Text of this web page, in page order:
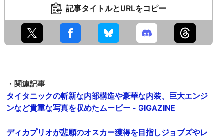
記事タイトルとURLをコピー
・関連記事
タイタニックの斬新な内部構造や豪華な内装、巨大エンジ
ンなど貴重な写真を収めたムービー - GIGAZINE
ディカプリオが悲願のオスカー獲得を目指しジョブズやレ